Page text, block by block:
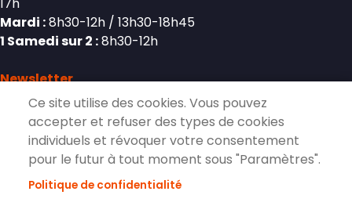
Mardi :8h30-12h / 13h30-18h45
1 Samedi sur 2 :8h30-12h
Newsletter
S'inscrire à la lettre d'information de
Pierrelaye
Ce site utilise des cookies. Vous pouvez
accepter et refuser des types de cookies
individuels et révoquer votre consentement
pour le futur à tout moment sous "Paramètres".
Politique de confidentialité